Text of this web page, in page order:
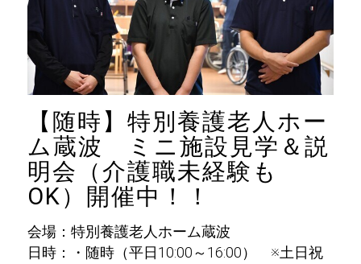
【随時】特別養護老人ホー
ム蔵波 ミニ施設見学＆説
明会（介護職未経験も
OK）開催中！！
会場：特別養護老人ホーム蔵波
日時：・随時（平日10:00～16:00） ※土日祝